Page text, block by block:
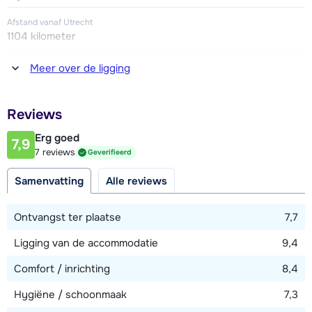
Afstand vanaf Utrecht
1104 kilometer
Afstand tot winkel(s)
100 - 200 meter
100 - 150 meter
Afstand tot piste
25 meter
Meer over de ligging
Reviews
7,9 Erg goed
7 reviews Geverifieerd
Samenvatting Alle reviews
Ontvangst ter plaatse
7,7
Ligging van de accommodatie
9,4
Comfort / inrichting
8,4
Hygiëne / schoonmaak
7,3